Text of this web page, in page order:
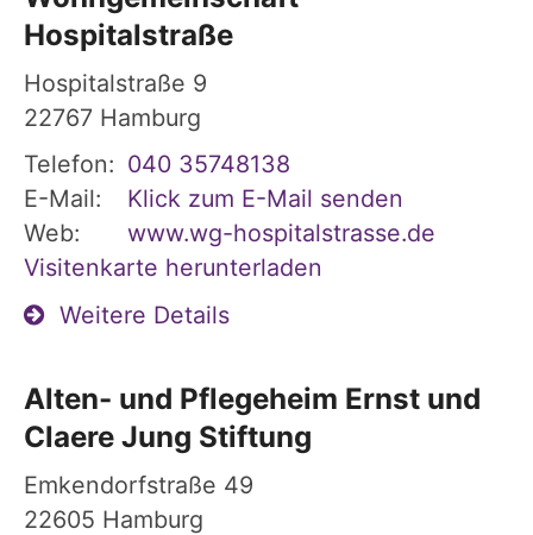
Hospitalstraße
Hospitalstraße 9
22767 Hamburg
Telefon: 040 35748138
E-Mail:
Klick zum E-Mail senden
Web:
www.wg-hospitalstrasse.de
Visitenkarte herunterladen
Weitere Details
Alten- und Pflegeheim Ernst und
Claere Jung Stiftung
Emkendorfstraße 49
22605 Hamburg